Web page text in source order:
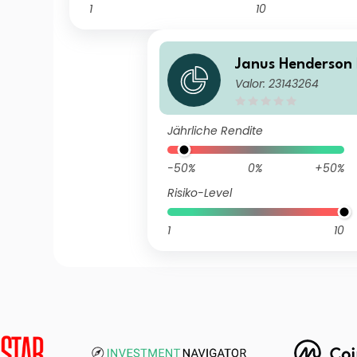
1 10
Janus Henderson
an Small and
Valor: 23143264
Jährliche Rendite
-50% 0%
+50%
Risiko-Level
1 10